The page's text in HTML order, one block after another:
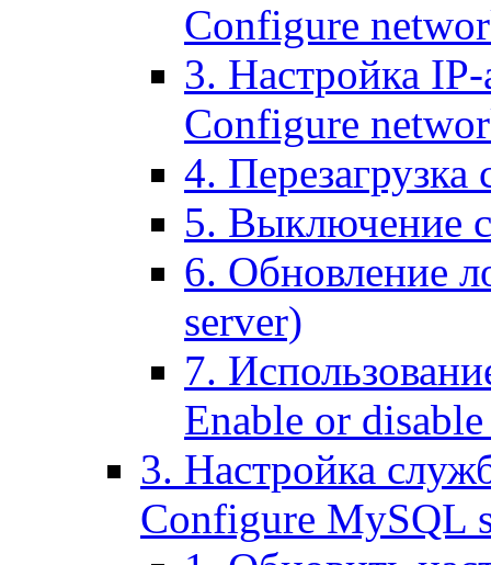
Configure
3. Настройка
Configure
4. Перезагрузка
5. Выключение
6. Обновление
server)
7.
Enable or
3. Настройка
Configure MySQL